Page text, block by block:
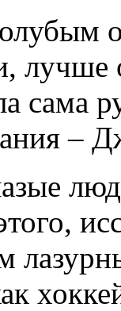
лучше
сама
–